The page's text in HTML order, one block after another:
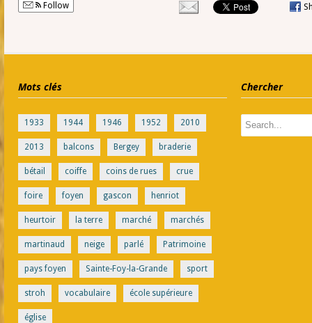
Follow
Mots clés
1933 1944 1946 1952 2010
2013 balcons Bergey braderie
bétail coiffe coins de rues crue
foire foyen gascon henriot
heurtoir la terre marché marchés
martinaud neige parlé Patrimoine
pays foyen Sainte-Foy-la-Grande sport
stroh vocabulaire école supérieure
église
Chercher